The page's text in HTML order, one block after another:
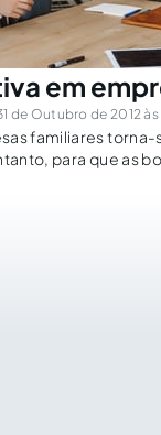
em
de Outubro de 2012 às
familiares
para que as